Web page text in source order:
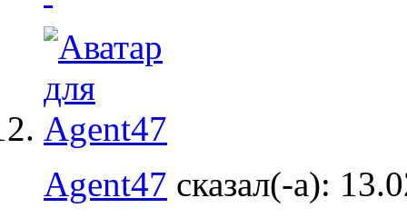
Agent47 сказал(-а):